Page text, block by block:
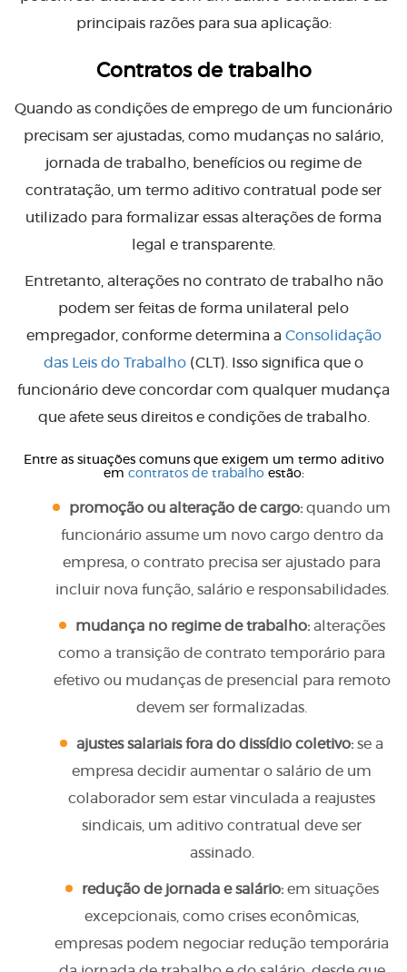
principais razões para sua aplicação:
Contratos de trabalho
Quando as condições de emprego de um funcionário
precisam ser ajustadas, como mudanças no salário,
jornada de trabalho, benefícios ou regime de
contratação, um termo aditivo contratual pode ser
utilizado para formalizar essas alterações de forma
legal e transparente.
Entretanto, alterações no contrato de trabalho não
podem ser feitas de forma unilateral pelo
empregador, conforme determina a Consolidação
das Leis do Trabalho (CLT). Isso significa que o
funcionário deve concordar com qualquer mudança
que afete seus direitos e condições de trabalho.
Entre as situações comuns que exigem um termo aditivo
em contratos de trabalho estão:
promoção ou alteração de cargo: quando um
funcionário assume um novo cargo dentro da
empresa, o contrato precisa ser ajustado para
incluir nova função, salário e responsabilidades.
mudança no regime de trabalho:alterações
como a transição de contrato temporário para
efetivo ou mudanças de presencial para remoto
devem ser formalizadas.
ajustes salariais fora do dissídio coletivo: se a
empresa decidir aumentar o salário de um
colaborador sem estar vinculada a reajustes
sindicais, um aditivo contratual deve ser
assinado.
redução de jornada e salário:em situações
excepcionais, como crises econômicas,
empresas podem negociar redução temporária